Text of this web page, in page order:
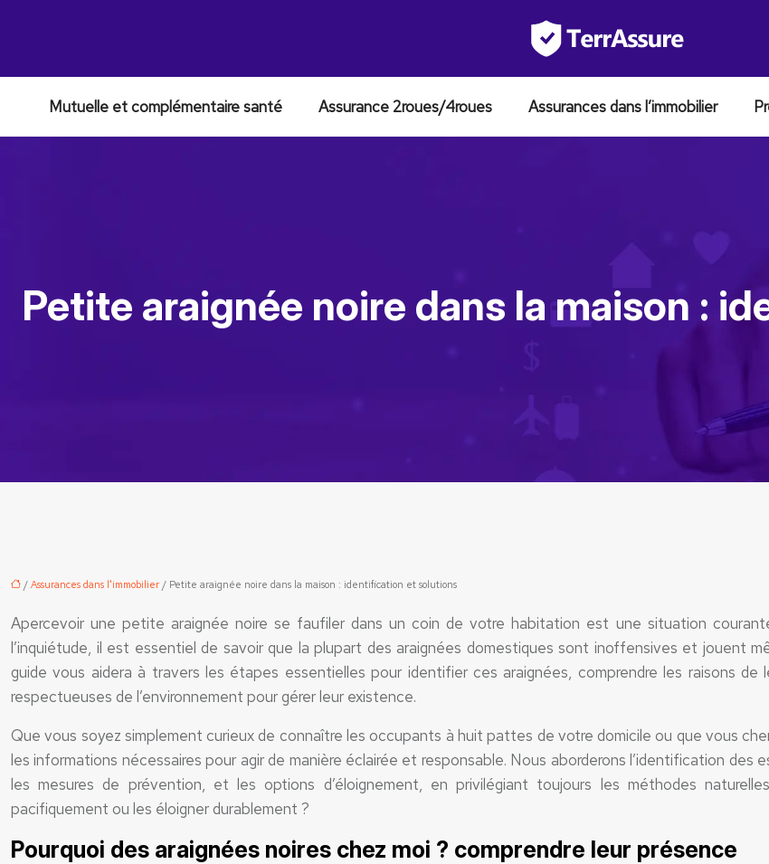
Mutuelle et complémentaire santé Assurance 2roues/4roues Assurances dans l’immobilier
Petite araignée noire dans la maison :
/ Assurances dans l'immobilier / Petite araignée noire dans la maison : identification et solutions
Apercevoir une petite araignée noire se faufiler dans un coin de votre habitation est une situation
l’inquiétude, il est essentiel de savoir que la plupart des araignées domestiques sont inoffensives et jouent
guide vous aidera à travers les étapes essentielles pour identifier ces araignées, comprendre les raisons
respectueuses de l’environnement pour gérer leur existence.
Que vous soyez simplement curieux de connaître les occupants à huit pattes de votre domicile ou que vous
les informations nécessaires pour agir de manière éclairée et responsable. Nous aborderons l’identification
les mesures de prévention, et les options d’éloignement, en privilégiant toujours les méthodes
pacifiquement ou les éloigner durablement ?
Pourquoi des araignées noires chez moi ? comprendre leur présence